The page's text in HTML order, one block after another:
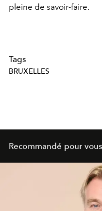
pleine de savoir-faire.
Tags
BRUXELLES
Recommandé pour vous